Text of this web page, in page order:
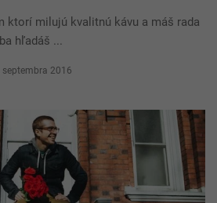
ktorí milujú kvalitnú kávu a máš rada
hľadáš ...
septembra 2016